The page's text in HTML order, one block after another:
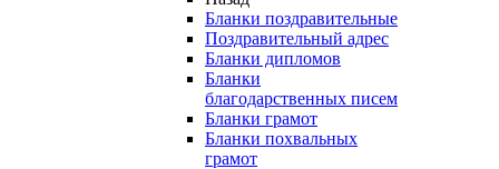
Бланки поздравительные
Поздравительный адрес
Бланки дипломов
Бланки
благодарственных писем
Бланки грамот
Бланки похвальных
грамот